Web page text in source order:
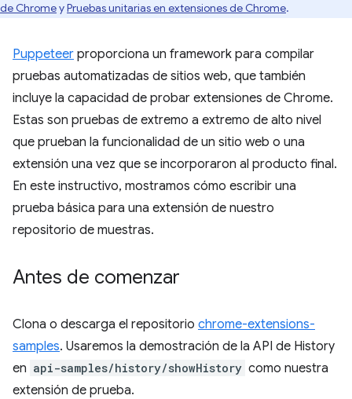
de ChromeyPruebas unitarias en extensiones de Chrome.
Puppeteer proporciona un framework para compilar
pruebas automatizadas de sitios web, que también
incluye la capacidad de probar extensiones de Chrome.
Estas son pruebas de extremo a extremo de alto nivel
que prueban la funcionalidad de un sitio web o una
extensión una vez que se incorporaron al producto final.
En este instructivo, mostramos cómo escribir una
prueba básica para una extensión de nuestro
repositorio de muestras.
Antes de comenzar
Clona o descarga el repositorio chrome-extensions-
samples. Usaremos la demostración de la API de History
en api-samples/history/showHistory como nuestra
extensión de prueba.